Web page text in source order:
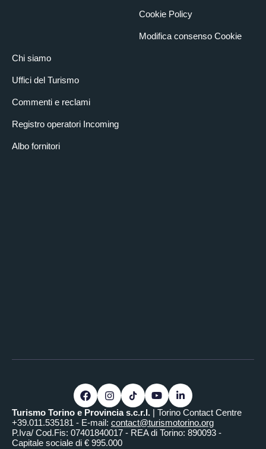
Chi siamo
Uffici del Turismo
Commenti e reclami
Registro operatori Incoming
Albo fornitori
Cookie Policy
Modifica consenso Cookie
Turismo Torino e Provincia s.c.r.l. | Torino Contact Centre
+39.011.535181 - E-mail: contact@turismotorino.org
P.Iva/ Cod.Fis: 07401840017 - REA di Torino: 890093 -
Capitale sociale di € 995.000